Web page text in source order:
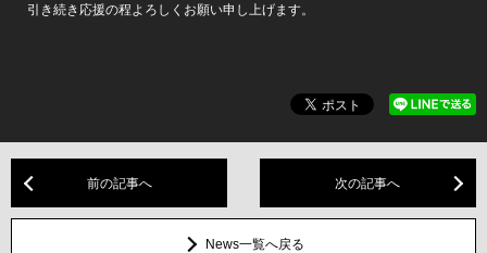
引き続き応援の程よろしくお願い申し上げます。
前の記事へ 次の記事へ
News一覧へ戻る